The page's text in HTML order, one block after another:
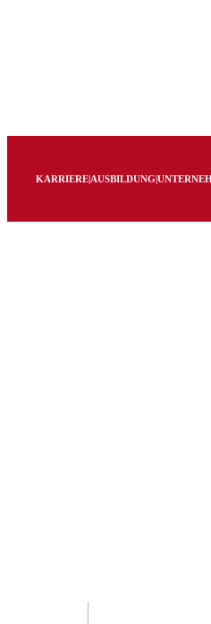
KARRIERE|AUSBILDUNG|